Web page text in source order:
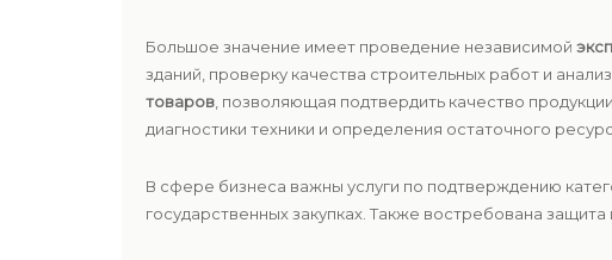
Большое значение имеет проведение независимой
зданий, проверку качества строительных работ и
товаров , позволяющая подтвердить качество
диагностики техники и определения остаточного
В сфере бизнеса важны услуги по подтверждению
государственных закупках. Также востребована